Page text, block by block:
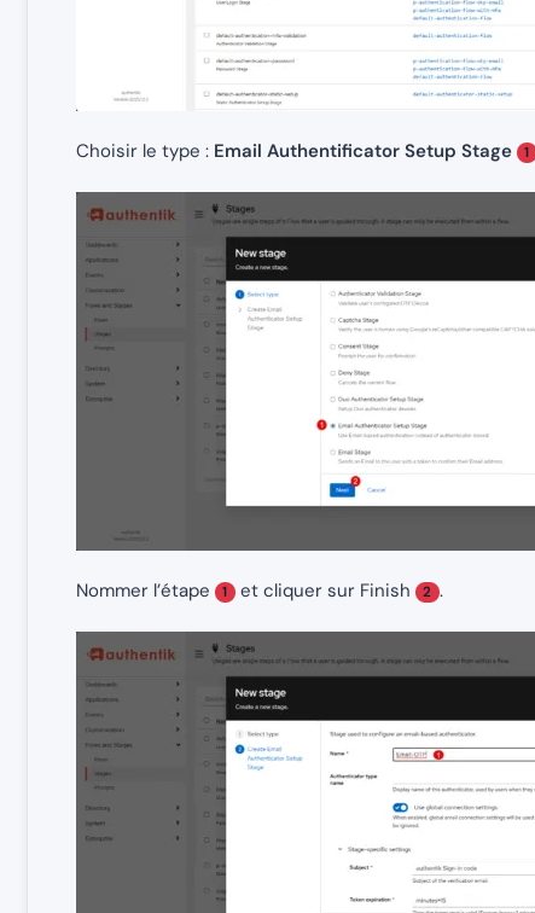
Choisir le type : Email Authentificator Setup Stage 1
Nommer l’étape 1 et cliquer sur Finish 2 .